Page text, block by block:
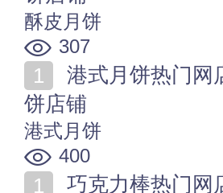
酥皮月饼
307
饼店铺
港式月饼
400